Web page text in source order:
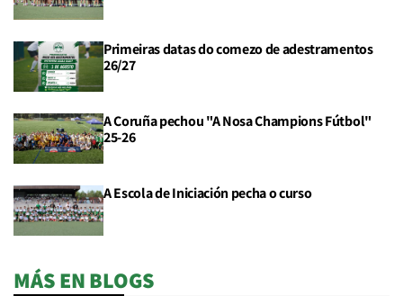
Primeiras datas do comezo de adestramentos
26/27
A Coruña pechou "A Nosa Champions Fútbol"
25-26
A Escola de Iniciación pecha o curso
MÁS EN BLOGS